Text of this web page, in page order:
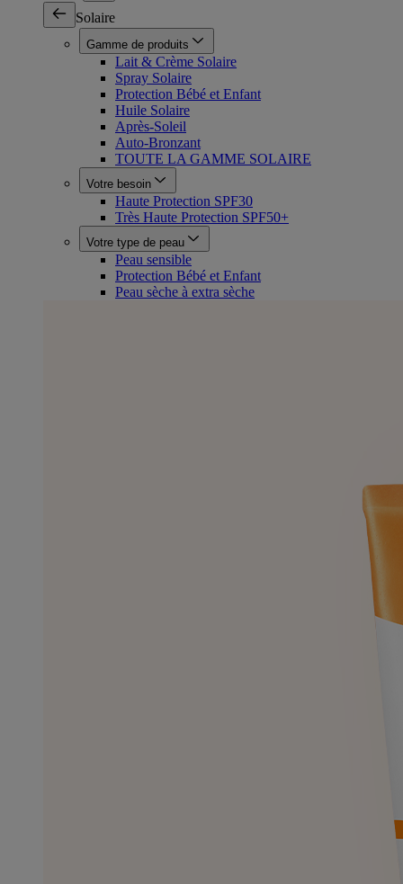
Solaire
Gamme de produits
Lait & Crème Solaire
Spray Solaire
Protection Bébé et Enfant
Huile Solaire
Après-Soleil
Auto-Bronzant
TOUTE LA GAMME SOLAIRE
Votre besoin
Haute Protection SPF30
Très Haute Protection SPF50+
Votre type de peau
Peau sensible
Protection Bébé et Enfant
Peau sèche à extra sèche